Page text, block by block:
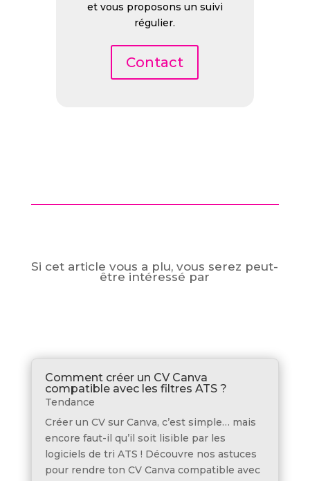
et vous proposons un suivi
régulier.
Contact
Si cet article vous a plu, vous serez peut-
être intéressé par
Comment créer un CV Canva
compatible avec les filtres ATS ?
Tendance
Créer un CV sur Canva, c’est simple… mais
encore faut-il qu’il soit lisible par les
logiciels de tri ATS ! Découvre nos astuces
pour rendre ton CV Canva compatible avec